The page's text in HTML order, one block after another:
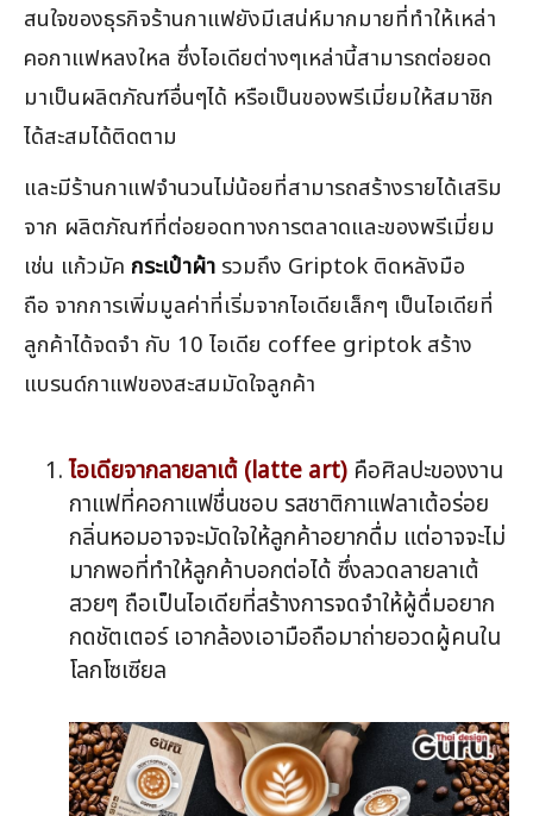
สนใจของธุรกิจร้านกาแฟยังมีเสน่ห์มากมายที่ทำให้เหล่า
คอกาแฟหลงใหล ซึ่งไอเดียต่างๆเหล่านี้สามารถต่อยอด
มาเป็นผลิตภัณฑ์อื่นๆได้ หรือเป็นของพรีเมี่ยมให้สมาชิก
ได้สะสมได้ติดตาม
และมีร้านกาแฟจำนวนไม่น้อยที่สามารถสร้างรายได้เสริม
จาก ผลิตภัณฑ์ที่ต่อยอดทางการตลาดและของพรีเมี่ยม
เช่น แก้วมัค กระเป๋าผ้า รวมถึง Griptok ติดหลังมือ
ถือ จากการเพิ่มมูลค่าที่เริ่มจากไอเดียเล็กๆ เป็นไอเดียที่
ลูกค้าได้จดจำ กับ 10 ไอเดีย coffee griptok สร้าง
แบรนด์กาแฟของสะสมมัดใจลูกค้า
ไอเดียจากลายลาเต้ (latte art) คือศิลปะของงาน
กาแฟที่คอกาแฟชื่นชอบ รสชาติกาแฟลาเต้อร่อย
กลิ่นหอมอาจจะมัดใจให้ลูกค้าอยากดื่ม แต่อาจจะไม่
มากพอที่ทำให้ลูกค้าบอกต่อได้ ซึ่งลวดลายลาเต้
สวยๆ ถือเป็นไอเดียที่สร้างการจดจำให้ผู้ดื่มอยาก
กดชัตเตอร์ เอากล้องเอามือถือมาถ่ายอวดผู้คนใน
โลกโซเซียล